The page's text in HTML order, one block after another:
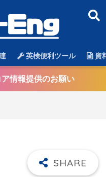
英検便利ツール 資
情報提供のお願い